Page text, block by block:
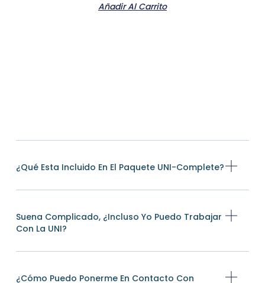
Añadir Al Carrito
¿Qué Esta Incluido En El Paquete UNI-Complete?
Suena Complicado, ¿incluso Yo Puedo Trabajar
Con La UNI?
¿Cómo Puedo Ponerme En Contacto Con